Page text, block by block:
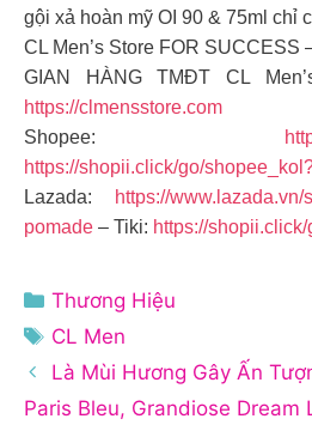
gội xả hoàn mỹ OI 90 & 75ml chỉ
CL Men’s Store FOR SUCCESS
GIAN HÀNG TMĐT CL
https://clmensstore.com
Shopee:
https://shopii.click/go/
Lazada:
https://
pomade – Tiki: https://
Danh
mục
Thương Hiệu
Thẻ
CL Men
Là Mùi Hương Gây Ấn
Paris Bleu, Grandiose Dream